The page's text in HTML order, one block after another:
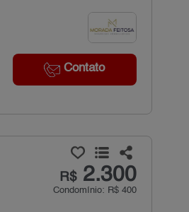
Contato
R$2.300
Condomínio: R$ 400